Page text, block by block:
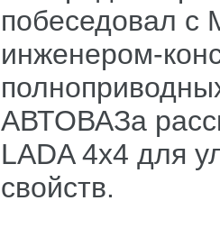
побеседовал
инженером-
АВТОВАЗа
LADA 4x4 для
свойств.